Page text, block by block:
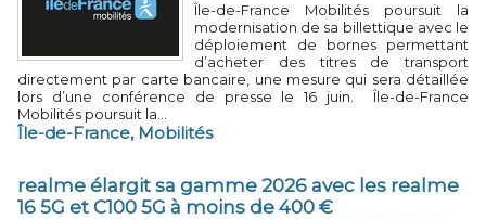
Île-de-France Mobilités poursuit la
modernisation de sa billettique avec le
déploiement de bornes permettant
d’acheter des titres de transport
directement par carte bancaire, une mesure qui sera détaillée
lors d’une conférence de presse le 16 juin. Île-de-France
Mobilités poursuit la...
Île-de-France, Mobilités
realme élargit sa gamme 2026 avec les realme
16 5G et C100 5G à moins de 400 €